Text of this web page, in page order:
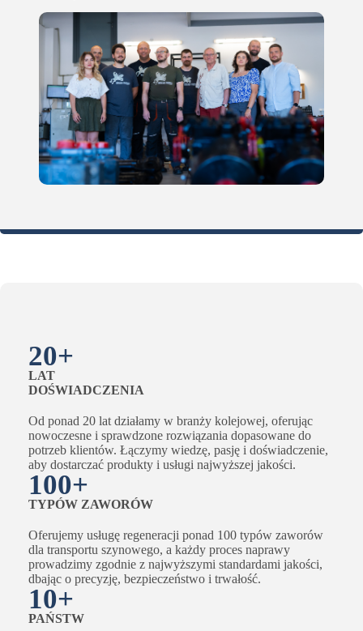
20+
LAT
DOŚWIADCZENIA
Od ponad 20 lat działamy w branży kolejowej, oferując
nowoczesne i sprawdzone rozwiązania dopasowane do
potrzeb klientów. Łączymy wiedzę, pasję i doświadczenie,
aby dostarczać produkty i usługi najwyższej jakości.
100+
TYPÓW ZAWORÓW
Oferujemy usługę regeneracji ponad 100 typów zaworów
dla transportu szynowego, a każdy proces naprawy
prowadzimy zgodnie z najwyższymi standardami jakości,
dbając o precyzję, bezpieczeństwo i trwałość.
10+
PAŃSTW